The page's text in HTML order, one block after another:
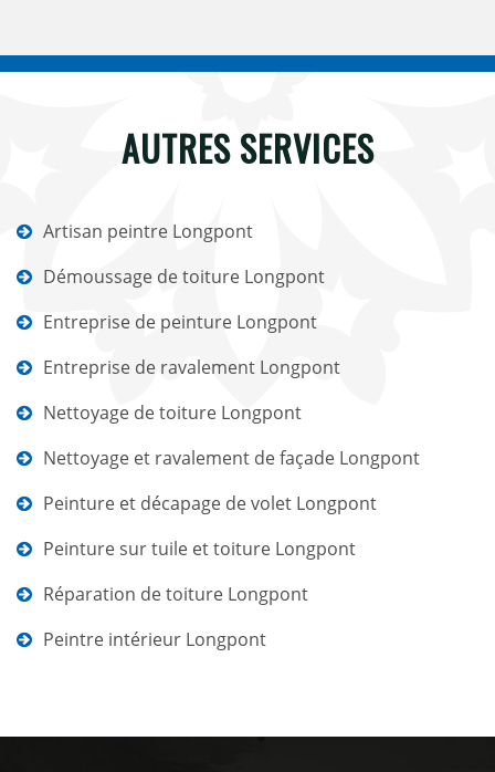
AUTRES SERVICES
Artisan peintre Longpont
Démoussage de toiture Longpont
Entreprise de peinture Longpont
Entreprise de ravalement Longpont
Nettoyage de toiture Longpont
Nettoyage et ravalement de façade Longpont
Peinture et décapage de volet Longpont
Peinture sur tuile et toiture Longpont
Réparation de toiture Longpont
Peintre intérieur Longpont